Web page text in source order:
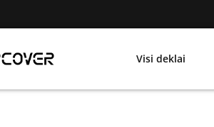
Visi deklai